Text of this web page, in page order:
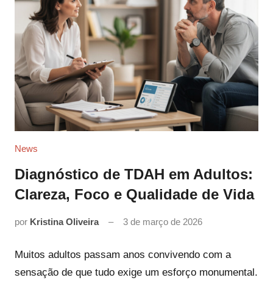
News
Diagnóstico de TDAH em Adultos:
Clareza, Foco e Qualidade de Vida
por Kristina Oliveira 3 de março de 2026
Muitos adultos passam anos convivendo com a
sensação de que tudo exige um esforço monumental.